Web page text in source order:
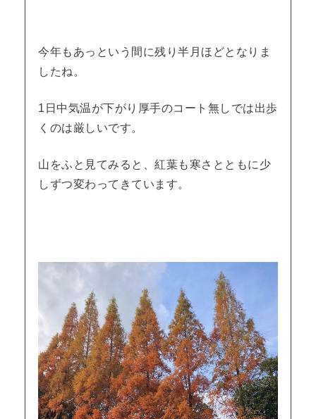
今年もあっという間に残り半月ほどとなりま
したね。
1日中気温が下がり厚手のコート無しでは出歩
くのは厳しいです。
山をふと見てみると、紅葉も寒さとともに少
しずつ変わってきています。